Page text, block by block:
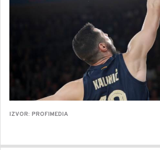
IZVOR: PROFIMEDIA